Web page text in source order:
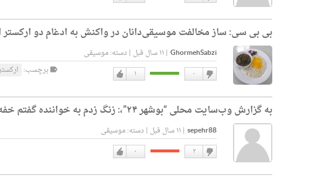
دارم
نداشتن
بی بی سی:ساز مخالفت موسیقی‌دانان در واکنش به ادغام دو ارکستر
GhormehSabzi
|۱۱ سال قبل | دسته:موسیقی
دارم
۱ ۰
نداشتن
برچسب:
به گزارش وب‌سایت محلی “بوشهر ۲۴”،: زنگ زدم به خواننده گفتم
sepehr88
|۱۱ سال قبل | دسته:موسیقی
دارم
۰ ۲
نداشتن